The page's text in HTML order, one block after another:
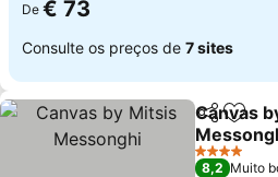
De € 73
Consulte os preços de 7 sites
Partilhar
Canvas
Ver preços
4 Estrelas
8,2 Muito